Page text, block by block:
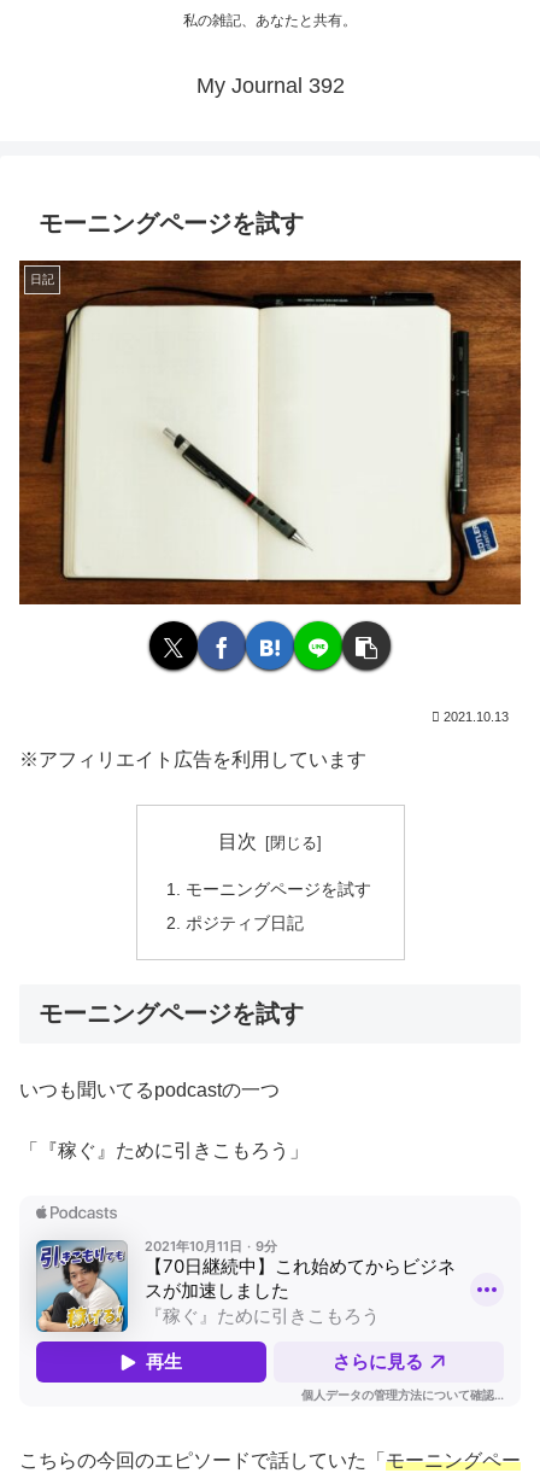
私の雑記、あなたと共有。
My Journal 392
モーニングページを試す
日記
2021.10.13
※アフィリエイト広告を利用しています
目次
モーニングページを試す
ポジティブ日記
モーニングページを試す
いつも聞いてるpodcastの一つ
「『稼ぐ』ために引きこもろう」
こちらの今回のエピソードで話していた「 モーニングペー